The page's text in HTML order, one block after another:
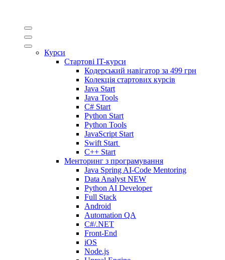
Курси
Стартові IT-курси
Кодерський навігатор за 499 грн
Колекція стартових курсів
Java Start
Java Tools
C# Start
Python Start
Python Tools
JavaScript Start
Swift Start
C++ Start
Менторинг з програмування
Java Spring AI-Code Mentoring
Data Analyst NEW
Python AI Developer
Full Stack
Android
Automation QA
C#/.NET
Front-End
iOS
Node.js